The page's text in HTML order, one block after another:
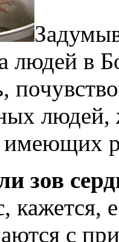
людей в
имеющих
зов
кажется,
с